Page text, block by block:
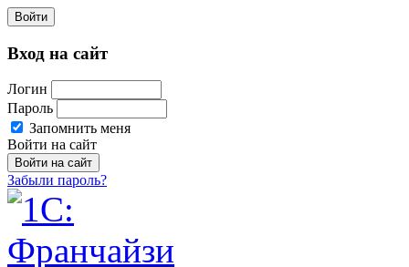
Войти
Вход на сайт
Логин
Пароль
Запомнить меня
Войти на сайт
Забыли пароль?